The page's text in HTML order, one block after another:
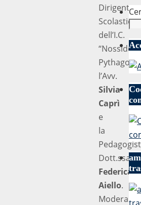
Dirigente
Scolastico
dell’I.C.
“Nosside-
l’Avv.
Silvia
Caprì
e
la
Dott.ssa
Federica
Aiello.
Modera